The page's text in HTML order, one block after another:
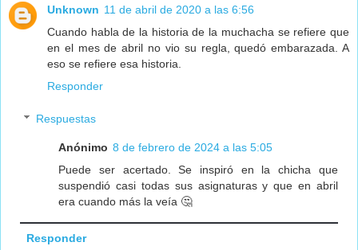
Unknown 11 de abril de 2020 a las 6:56
Cuando habla de la historia de la muchacha se refiere que
en el mes de abril no vio su regla, quedó embarazada. A
eso se refiere esa historia.
Responder
Respuestas
Anónimo 8 de febrero de 2024 a las 5:05
Puede ser acertado. Se inspiró en la chicha que
suspendió casi todas sus asignaturas y que en abril
era cuando más la veía 🤔
Responder